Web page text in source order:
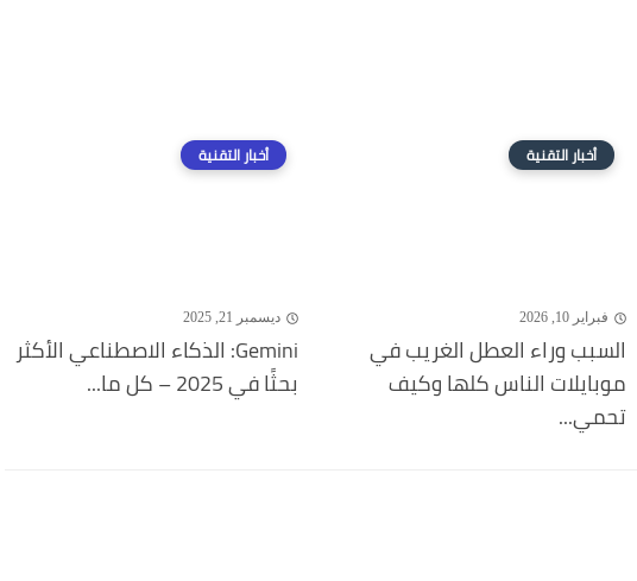
أخبار التقنية
فبراير 10, 2026
السبب وراء العطل الغريب في
موبايلات الناس كلها وكيف
تحمي...
أخبار التقنية
ديسمبر 21, 2025
Gemini: الذكاء الاصطناعي الأكثر
بحثًا في 2025 – كل ما...